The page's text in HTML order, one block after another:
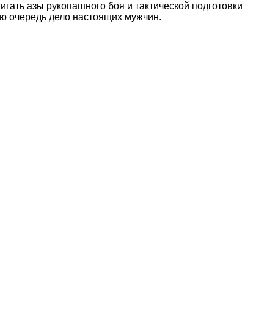
азы рукопашного боя и тактической подготовки
очередь дело настоящих мужчин.